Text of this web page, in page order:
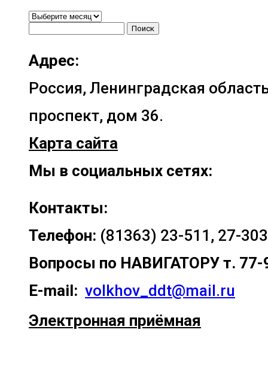
•Архивы•
Адрес:
Россия, Ленинградская
проспект, дом 36.
Карта сайта
Мы в социальных сетях:
Контакты:
Телефон: (81363) 23-511, 27-303
Вопросы по НАВИГАТОРУ т. 77-
E-mail: volkhov_ddt@mail.ru
Электронная приёмная